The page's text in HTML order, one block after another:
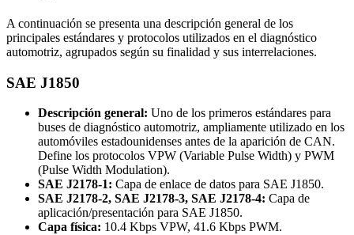
A continuación se presenta una descripción general de los
principales estándares y protocolos utilizados en el diagnóstico
automotriz, agrupados según su finalidad y sus interrelaciones.
SAE J1850
Descripción general: Uno de los primeros estándares para
buses de diagnóstico automotriz, ampliamente utilizado en los
automóviles estadounidenses antes de la aparición de CAN.
Define los protocolos VPW (Variable Pulse Width) y PWM
(Pulse Width Modulation).
SAE J2178-1: Capa de enlace de datos para SAE J1850.
SAE J2178-2, SAE J2178-3, SAE J2178-4: Capa de
aplicación/presentación para SAE J1850.
Capa física: 10.4 Kbps VPW, 41.6 Kbps PWM.